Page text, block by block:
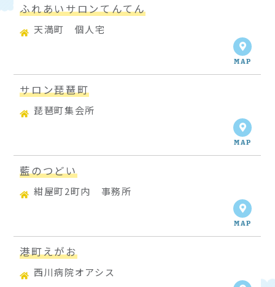
ふれあいサロンてんてん
天満町 個人宅
MAP
サロン琵琶町
琵琶町集会所
MAP
藍のつどい
紺屋町2町内 事務所
MAP
港町えがお
西川病院オアシス